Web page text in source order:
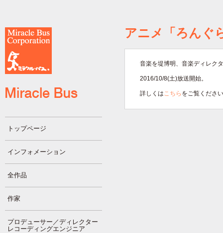
トップページ
インフォメーション
全作品
作家
プロデューサー／ディレクター
レコーディングエンジニア
アニメ「ろんぐ
音楽を堤博明、音楽ディレク
2016/10/8(土)放送開始。
詳しくはこちら をご覧くださ